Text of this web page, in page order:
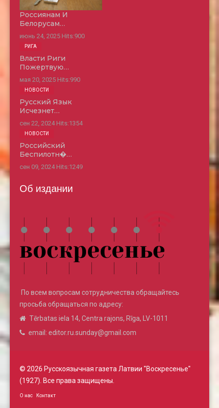
Россиянам И
Белорусам…
июнь 24, 2025 Hits:900
Власти Риги
Пожертвую…
мая 20, 2025 Hits:990
РИГА
Русский Язык
Исчезнет…
сен 22, 2024 Hits:1354
НОВОСТИ
Российский
Беспилотн�…
сен 09, 2024 Hits:1249
НОВОСТИ
Об издании
По всем вопросам сотрудничества обращайтесь
просьба обращаться по адресу:
Tērbatas iela 14, Centra rajons, Rīga, LV-1011
email: editor.ru.sunday@gmail.com
© 2026 Русскоязычная газета Латвии "Воскресенье"
(1927). Все права защищены.
О нас Контакт